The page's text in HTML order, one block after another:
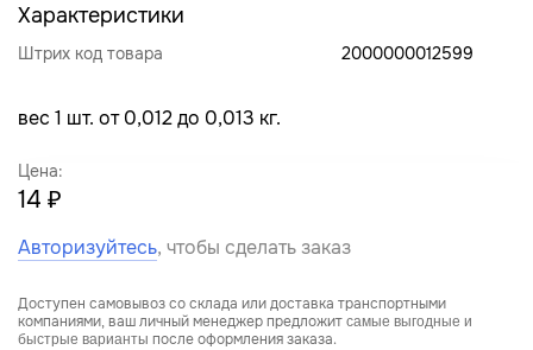
Характеристики
Штрих код товара 2000000012599
вес 1 шт. от 0,012 до 0,013 кг.
Цена:
14 ₽
Авторизуйтесь, чтобы сделать заказ
Доступен самовывоз со склада или доставка транспортными
компаниями, ваш личный менеджер предложит самые выгодные и
быстрые варианты после оформления заказа.